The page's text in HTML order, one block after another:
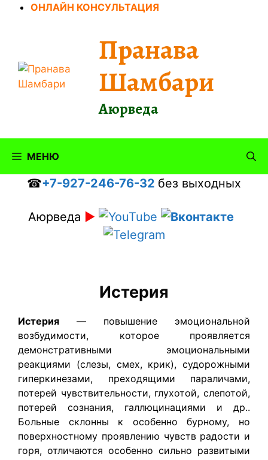
ПерейтиОНЛАЙН КОНСУЛЬТАЦИЯ
Пранава
Шамбари
Аюрведа
МЕНЮ
☎+7-927-246-76-32 без выходных
Аюрведа ►
Истерия
Истерия — повышение эмоциональной
возбудимости, которое проявляется
демонстративными эмоциональными
реакциями (слезы, смех, крик), судорожными
гиперкинезами, преходящими параличами,
потерей чувствительности, глухотой, слепотой,
потерей сознания, галлюцинациями и др..
Больные склонны к особенно бурному, но
поверхностному проявлению чувств радости и
горя, отличаются особенно сильно развитыми